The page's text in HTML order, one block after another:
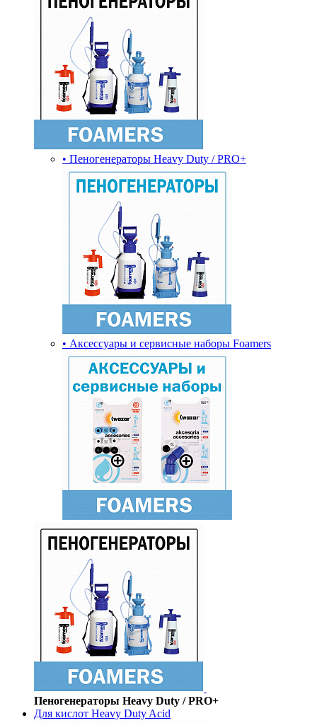
• Пеногенераторы Heavy Duty / PRO+
• Аксессуары и сервисные наборы Foamers
Пеногенераторы Heavy Duty / PRO+
Для кислот Heavy Duty Acid